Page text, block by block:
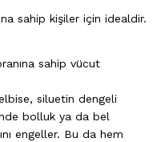
sahip kişiler için idealdir.
sahip vücut
siluetin dengeli
bolluk ya da bel
engeller. Bu da hem